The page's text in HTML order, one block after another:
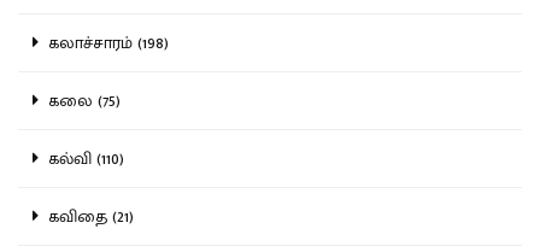
கலாச்சாரம் (198)
கலை (75)
கல்வி (110)
கவிதை (21)